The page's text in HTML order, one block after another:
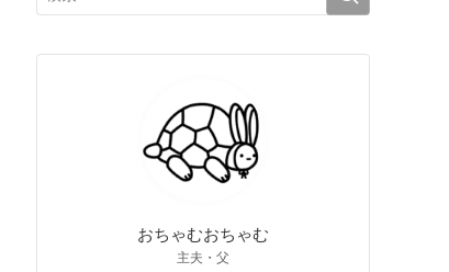
おちゃむおちゃむ
主夫・父